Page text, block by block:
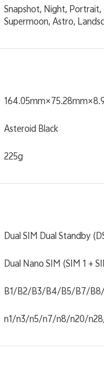
Snapshot, Night, Portrait,
Supermoon, Astro,
Asteroid Black
225g
Dual SIM Dual Standby
Dual Nano SIM (SIM 1 +
B1/B2/B3/B4/B5/B7/
n1/n3/n5/n7/n8/n20/